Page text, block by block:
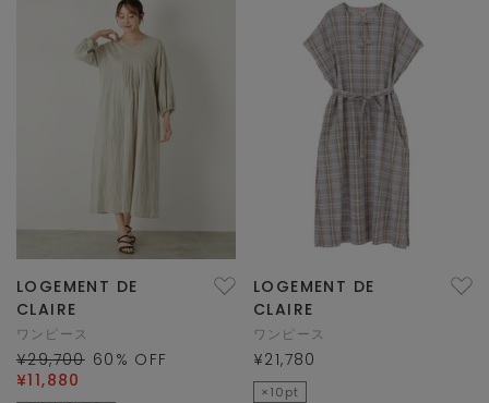
LOGEMENT DE
CLAIRE
ワンピース
¥29,700 60 % OFF
¥11,880
LOGEMENT DE
CLAIRE
ワンピース
¥21,780
×10pt